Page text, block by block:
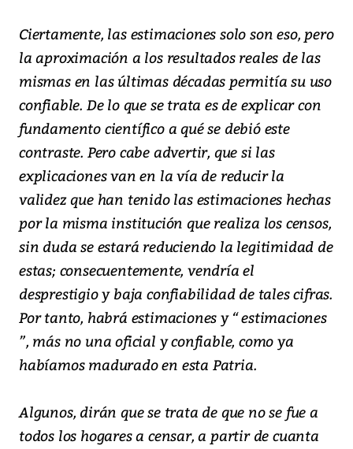
Ciertamente, las estimaciones solo son eso, pero
la aproximación a los resultados reales de las
mismas en las últimas décadas permitía su uso
confiable. De lo que se trata es de explicar con
fundamento científico a qué se debió este
contraste. Pero cabe advertir, que si las
explicaciones van en la vía de reducir la
validez que han tenido las estimaciones hechas
por la misma institución que realiza los censos,
sin duda se estará reduciendo la legitimidad de
estas; consecuentemente, vendría el
desprestigio y baja confiabilidad de tales cifras.
Por tanto, habrá estimaciones y “ estimaciones
”, más no una oficial y confiable, como ya
habíamos madurado en esta Patria.
Algunos, dirán que se trata de que no se fue a
todos los hogares a censar, a partir de cuanta